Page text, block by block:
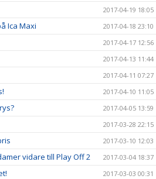
2017-04-19 18:05
Ica Maxi 2017-04-18 23:10
2017-04-17 12:56
2017-04-13 11:44
2017-04-11 07:27
2017-04-10 11:05
2017-04-05 13:59
2017-03-28 22:15
2017-03-10 12:03
vidare till Play Off 2 2017-03-04 18:37
2017-03-03 00:31